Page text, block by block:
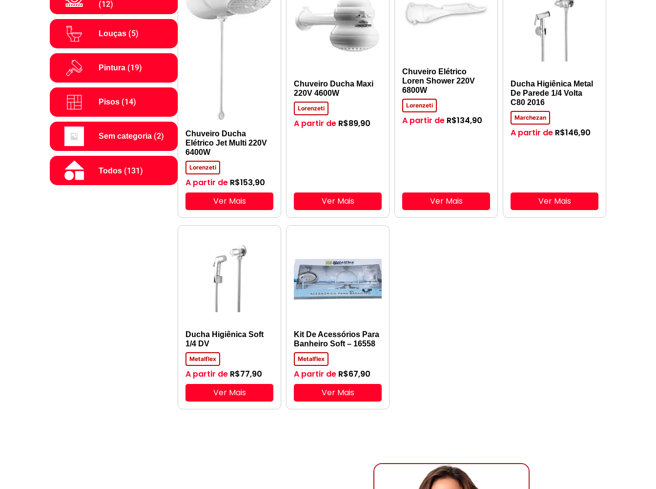
(12)
Louças (5)
Pintura (19)
Pisos (14)
Sem categoria (2)
Todos (131)
Chuveiro Ducha
Elétrico Jet Multi 220V
6400W
Lorenzeti
A partir de R$153,90
Ver Mais
Chuveiro Ducha Maxi
220V 4600W
Lorenzeti
A partir de R$89,90
Ver Mais
Chuveiro Elétrico
Loren Shower 220V
6800W
Lorenzeti
A partir de R$134,90
Ver Mais
Ducha Higiênica Metal
De Parede 1/4 Volta
C80 2016
Marchezan
A partir de R$146,90
Ver Mais
Ducha Higiênica Soft
1/4 DV
Metalflex
A partir de R$77,90
Ver Mais
Kit De Acessórios Para
Banheiro Soft – 16558
Metalflex
A partir de R$67,90
Ver Mais